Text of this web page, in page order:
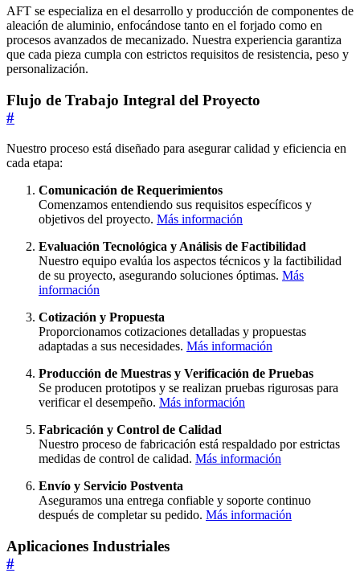
AFT se especializa en el desarrollo y producción de componentes de
aleación de aluminio, enfocándose tanto en el forjado como en
procesos avanzados de mecanizado. Nuestra experiencia garantiza
que cada pieza cumpla con estrictos requisitos de resistencia, peso y
personalización.
Flujo de Trabajo Integral del Proyecto
#
Nuestro proceso está diseñado para asegurar calidad y eficiencia en
cada etapa:
Comunicación de Requerimientos
Comenzamos entendiendo sus requisitos específicos y
objetivos del proyecto. Más información
Evaluación Tecnológica y Análisis de Factibilidad
Nuestro equipo evalúa los aspectos técnicos y la factibilidad
de su proyecto, asegurando soluciones óptimas. Más
información
Cotización y Propuesta
Proporcionamos cotizaciones detalladas y propuestas
adaptadas a sus necesidades. Más información
Producción de Muestras y Verificación de Pruebas
Se producen prototipos y se realizan pruebas rigurosas para
verificar el desempeño. Más información
Fabricación y Control de Calidad
Nuestro proceso de fabricación está respaldado por estrictas
medidas de control de calidad. Más información
Envío y Servicio Postventa
Aseguramos una entrega confiable y soporte continuo
después de completar su pedido. Más información
Aplicaciones Industriales
#